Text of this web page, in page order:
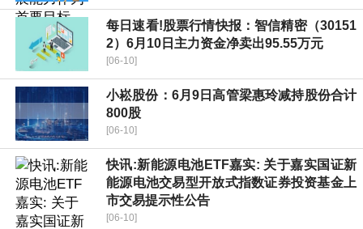
每日速看!股票行情快报：智信精密（30151
2）6月10日主力资金净卖出95.55万元
[06-10]
小崧股份：6月9日高管梁惠玲减持股份合计
800股
[06-10]
快讯:新能源电池ETF嘉实: 关于嘉实国证新
能源电池交易型开放式指数证券投资基金上
市交易提示性公告
[06-10]